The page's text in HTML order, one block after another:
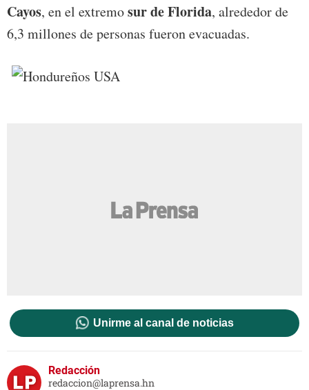
Cayos, en el extremosur de Florida, alrededor de
6,3 millones de personas fueron evacuadas.
Unirme al canal de noticias
Redacción
redaccion@laprensa.hn